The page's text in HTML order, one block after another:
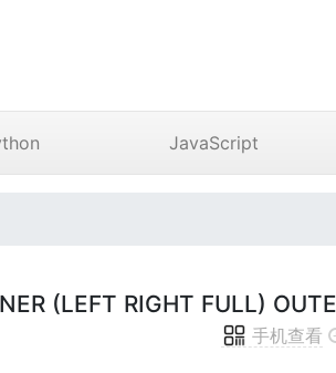
JavaScript
(LEFT RIGHT FULL)
手机查看